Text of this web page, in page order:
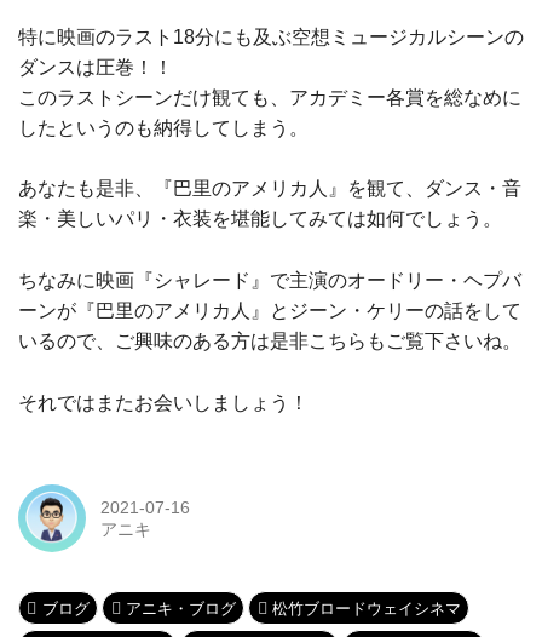
特に映画のラスト18分にも及ぶ空想ミュージカルシーンの
ダンスは圧巻！！
このラストシーンだけ観ても、アカデミー各賞を総なめに
したというのも納得してしまう。
あなたも是非、『巴里のアメリカ人』を観て、ダンス・音
楽・美しいパリ・衣装を堪能してみては如何でしょう。
ちなみに映画『シャレード』で主演のオードリー・ヘプバ
ーンが『巴里のアメリカ人』とジーン・ケリーの話をして
いるので、ご興味のある方は是非こちらもご覧下さいね。
それではまたお会いしましょう！
2021-07-16
アニキ
ブログ アニキ・ブログ 松竹ブロードウェイシネマ